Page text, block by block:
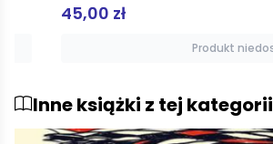
45,00 zł
Produkt niedostępny
Inne książki z tej kategorii